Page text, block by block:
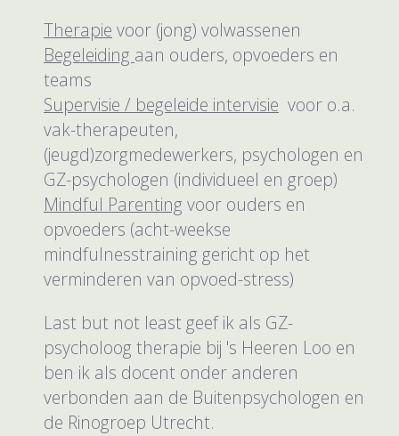
Therapie voor (jong) volwassenen
Begeleiding aan ouders, opvoeders en
teams
Supervisie / begeleide intervisie voor o.a.
vak-therapeuten,
(jeugd)zorgmedewerkers, psychologen en
GZ-psychologen (individueel en groep)
Mindful Parenting voor ouders en
opvoeders (acht-weekse
mindfulnesstraining gericht op het
verminderen van opvoed-stress)
Last but not least geef ik als GZ-
psycholoog therapie bij 's Heeren Loo en
ben ik als docent onder anderen
verbonden aan de Buitenpsychologen en
de Rinogroep Utrecht.